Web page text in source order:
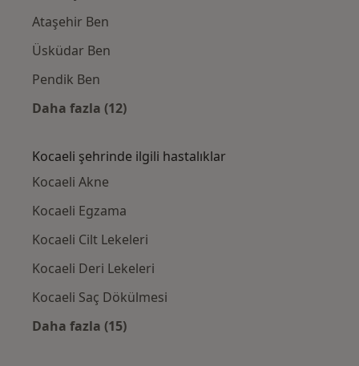
Ataşehir Ben
Üsküdar Ben
Pendik Ben
Daha fazla (12)
Kocaeli şehrinde ilgili hastalıklar
Kocaeli Akne
Kocaeli Egzama
Kocaeli Cilt Lekeleri
Kocaeli Deri Lekeleri
Kocaeli Saç Dökülmesi
Daha fazla (15)